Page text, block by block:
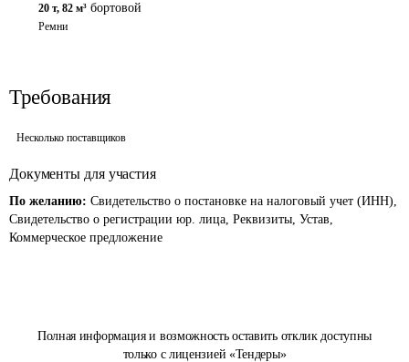
Полная информация и возможность оставить отклик доступны
только с лицензией «Тендеры»
20 т, 82 м³ бортовой
Ремни
Требования
Несколько поставщиков
Документы для участия
По желанию: Свидетельство о постановке на налоговый учет (ИНН),
Свидетельство о регистрации юр. лица, Реквизиты, Устав,
Коммерческое предложение